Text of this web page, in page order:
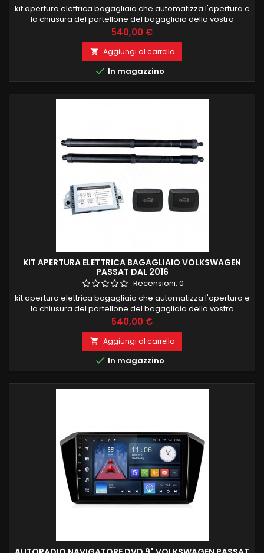
kit apertura elettrica bagagliaio che automatizza l'apertura e
la chiusura del portellone del bagagliaio della vostra
automobile.Il sistema è completo di due pistoni specifici per
il montaggio e centralina di controllo e due pulsanti specifici
da installare nell'abitacolo e nel portellone. Tutti gli interruttori
e i controlli necessari all'automazione...
Prezzo
540,00 €
 Aggiungi al carrello
 In magazzino
KIT APERTURA ELETTRICA BAGAGLIAIO VOLKSWAGEN
PASSAT DAL 2016
Recensioni: 0
kit apertura elettrica bagagliaio che automatizza l'apertura e
la chiusura del portellone del bagagliaio della vostra
automobile.Il sistema è completo di due pistoni specifici per
il montaggio e centralina di controllo e due pulsanti specifici
da installare nell'abitacolo e nel portellone. Tutti gli interruttori
e i controlli necessari all'automazione...
Prezzo
540,00 €
 Aggiungi al carrello
 In magazzino